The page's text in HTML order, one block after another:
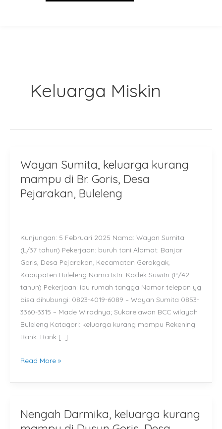
Keluarga Miskin
Wayan Sumita, keluarga kurang
mampu di Br. Goris, Desa
Pejarakan, Buleleng
Kunjungan: 5 Februari 2025 Nama: Wayan Sumita
(L/37 tahun) Pekerjaan: buruh tani Alamat: Banjar
Goris, Desa Pejarakan, Kecamatan Gerokgak,
Kabupaten Buleleng Nama Istri: Kadek Suwitri (P/42
tahun) Pekerjaan: ibu rumah tangga Nomor telepon yg
bisa dihubungi: 0823-4019-6089 – Wayan Sumita 0853-
3360-3315 – Made Wiradnya; Sukarelawan BCC wilayah
Buleleng Katagori: keluarga kurang mampu Rekening
Bank: Bank […]
Wayan
Sumita,
keluarga
kurang
Br.
Goris,
Desa
Pejarakan,
Buleleng
Read More »
Nengah Darmika, keluarga kurang
Nengah
Darmika,